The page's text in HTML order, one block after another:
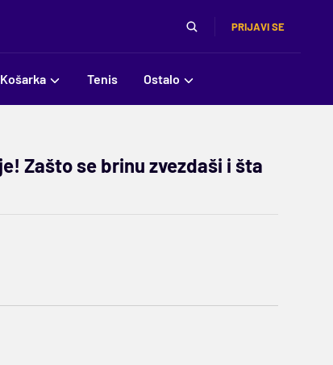
PRIJAVI SE
Košarka Tenis Ostalo
Zašto se brinu zvezdaši i šta